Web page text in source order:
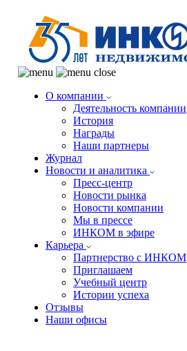
О компании
Деятельность компании
История
Награды
Наши партнеры
Журнал
Новости и аналитика
Пресс-центр
Новости рынка
Новости компании
Мы в прессе
ИНКОМ в эфире
Карьера
Партнерство с ИНКОМ
Приглашаем
Учебный центр
Истории успеха
Отзывы
Наши офисы